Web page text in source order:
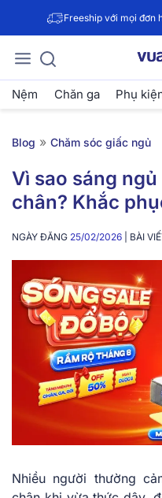
Freeship với mọi đơn
Nệm Chăn ga Phụ
Blog » Chăm sóc giấc ngủ
Vì sao sáng
chân? Khắc
NGÀY ĐĂNG 25/02/2026 | BÀI
Nhiều người thường